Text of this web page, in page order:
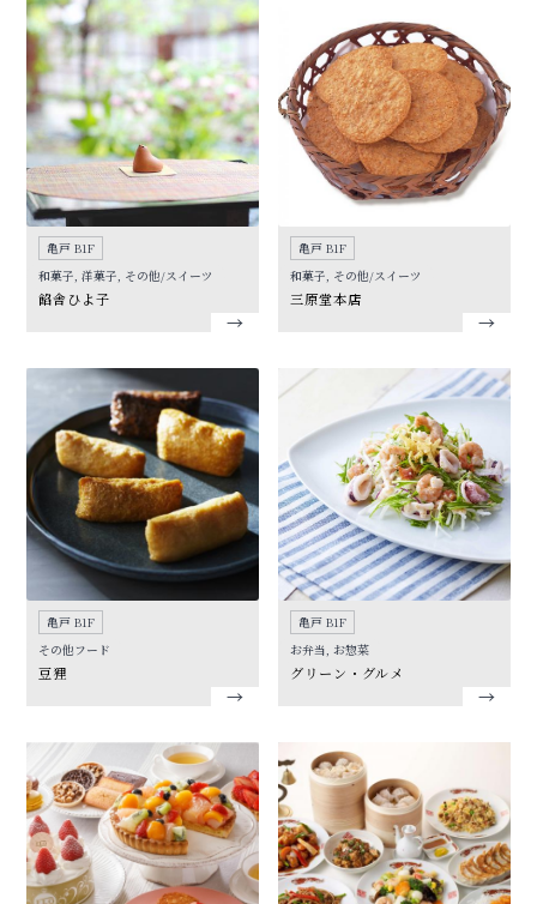
亀戸 B1F
和菓子, 洋菓子, その他/スイーツ
餡舎ひよ子
亀戸 B1F
和菓子, その他/スイーツ
三原堂本店
亀戸 B1F
その他フード
豆狸
亀戸 B1F
お弁当, お惣菜
グリーン・グルメ